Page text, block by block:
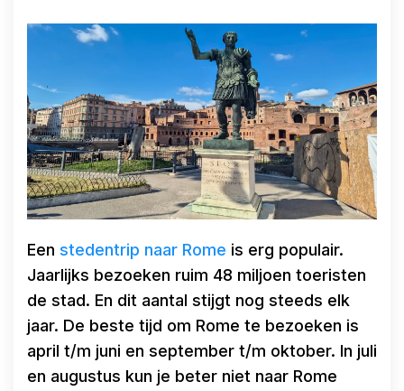
Een stedentrip naar Rome is erg populair.
Jaarlijks bezoeken ruim 48 miljoen toeristen
de stad. En dit aantal stijgt nog steeds elk
jaar. De beste tijd om Rome te bezoeken is
april t/m juni en september t/m oktober. In juli
en augustus kun je beter niet naar Rome